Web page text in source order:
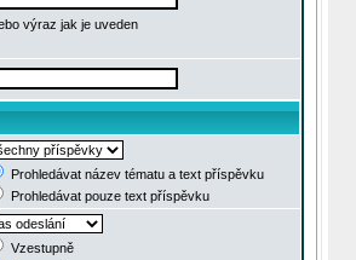
výraz jak je uveden
Prohledávat název tématu a text příspěvku
Prohledávat pouze text příspěvku
Vzestupně